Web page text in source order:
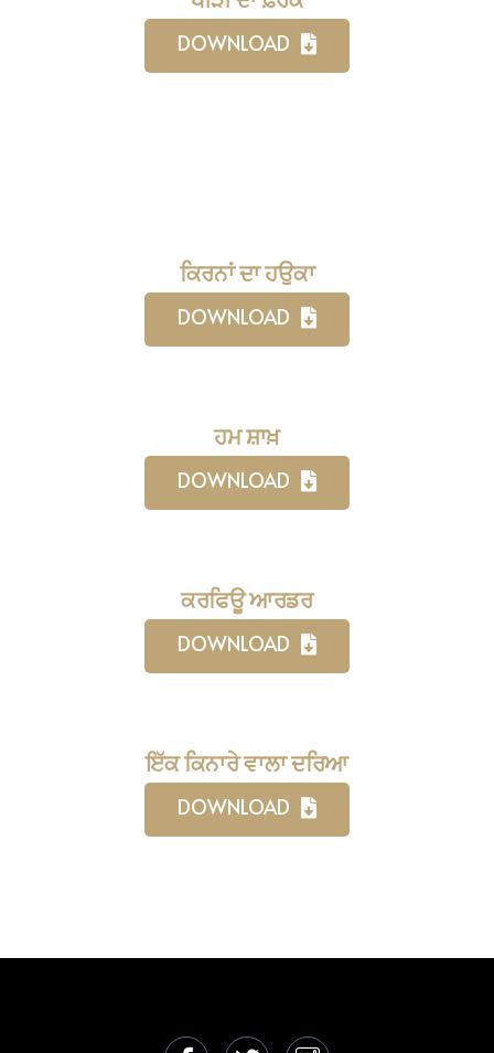
DOWNLOAD
ਕਿਰਨਾਂ ਦਾ ਹਉਕਾ
DOWNLOAD
ਹਮ ਸ਼ਾਖ਼
DOWNLOAD
ਕਰਫਿਊ ਆਰਡਰ
DOWNLOAD
ਇੱਕ ਕਿਨਾਰੇ ਵਾਲਾ ਦਰਿਆ
DOWNLOAD